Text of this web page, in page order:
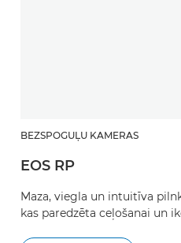
BEZSPOGUĻU KAMERAS
EOS RP
Maza, viegla un intuitīva
kas paredzēta ceļošanai un